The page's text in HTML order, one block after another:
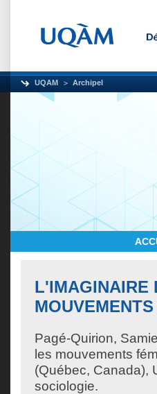
UQAM Archipel
L'IMAGINAIRE
Pagé-Quirion, Samie
les mouvements
(Québec, Canada),
sociologie.